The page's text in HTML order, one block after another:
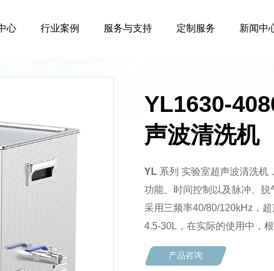
心 行业案例 服务与支持 定制服务 新闻中
YL1630-
声波清洗机
YL系列 实验室超声波清洗机
功能、时间控制以及脉冲、脱
采用三频率40/80/120kHz，
4.5-30L，在实际的使用中，
产品咨询